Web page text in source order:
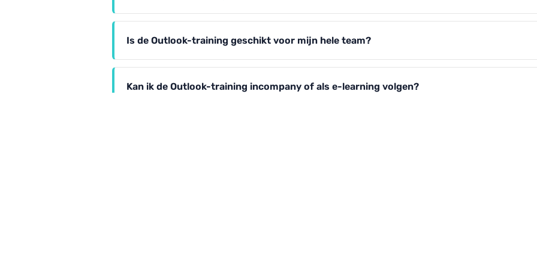
Is de Outlook-training geschikt voor mijn hele team?
Kan ik de Outlook-training incompany of als e-learning volgen?